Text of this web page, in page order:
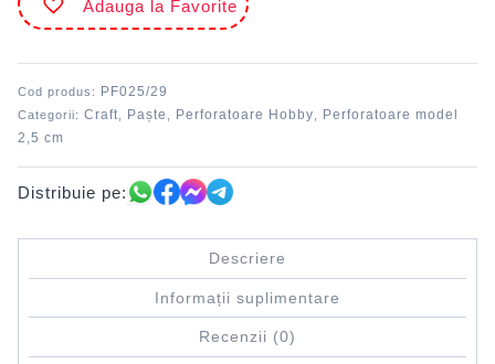
cm
cruce
Adauga la Favorite
Cod produs: PF025/29
Categorii: Craft, Paște , Perforatoare Hobby,
Perforatoare model
2,5 cm
Distribuie pe:
Descriere
Informații suplimentare
Recenzii (0)